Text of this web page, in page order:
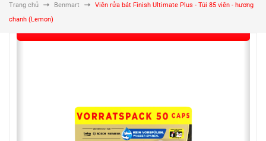
Trang chủ Benmart
Viên rửa bát Finish Ultimate Plus - Túi 85 viên - hương
chanh (Lemon)